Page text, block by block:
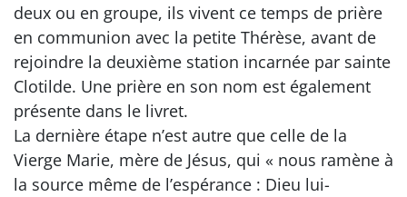
deux ou en groupe, ils vivent ce temps de prière
en communion avec la petite Thérèse, avant de
rejoindre la deuxième station incarnée par sainte
Clotilde. Une prière en son nom est également
présente dans le livret.
La dernière étape n’est autre que celle de la
Vierge Marie, mère de Jésus, qui « nous ramène à
la source même de l’espérance : Dieu lui-